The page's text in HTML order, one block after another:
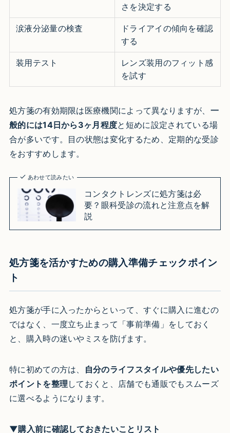
さを決定する
涙液分泌量の検査
ドライアイの傾向を確認
する
装用テスト
レンズ装用のフィット感
を試す
処方箋の有効期限は医療機関によって異なりますが、 一
般的には14日から3ヶ月程度と短めに設定されている場
合が多いです。目の状態は変化するため、定期的な受診
をおすすめします。
あわせて読みたい
コンタクトレンズに処方箋は必
要？眼科受診の流れと注意点を解
説
処方箋を活かすための購入準備チェックポイン
ト
処方箋が手に入ったからといって、すぐに購入に進むの
ではなく、一度立ち止まって「事前準備」をしておく
と、購入時の迷いやミスを防げます。
特に初めての方は、
自分のライフスタイルや優先したい
ポイントを整理 しておくと、店舗でも通販でもスムーズ
に選べるようになります。
▼購入前に確認しておきたいことリスト